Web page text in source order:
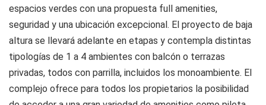
espacios verdes con una propuesta full amenities,
seguridad y una ubicación excepcional. El proyecto de baja
altura se llevará adelante en etapas y contempla distintas
tipologías de 1 a 4 ambientes con balcón o terrazas
privadas, todos con parrilla, incluidos los monoambiente. El
complejo ofrece para todos los propietarios la posibilidad